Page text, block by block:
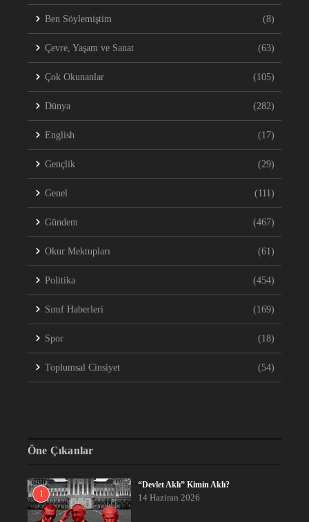
Ben Söylemiştim (8)
Çevre, Yaşam ve Sanat (63)
Çok Okunanlar (105)
Dünya (282)
English (17)
Gençlik (29)
Genel (111)
Gündem (467)
Okur Mektupları (61)
Politika (454)
Sınıf Haberleri (169)
Spor (18)
Toplumsal Cinsiyet (54)
Öne Çıkanlar
1
“Devlet Aklı” Kimin Aklı?
14 Haziran 2026